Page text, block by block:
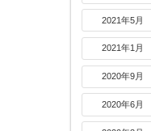
2021年5月
2021年1月
2020年9月
2020年6月